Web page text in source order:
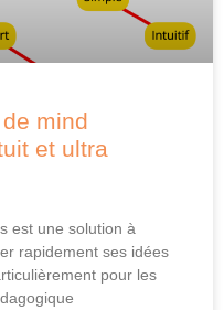
mind
et ultra
est une solution à
rapidement ses idées
pour les